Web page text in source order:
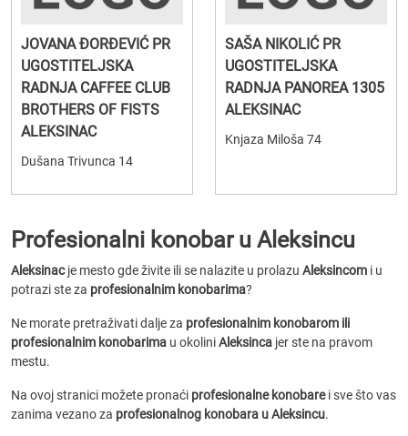
JOVANA ĐORĐEVIĆ PR
UGOSTITELJSKA
RADNJA CAFFEE CLUB
BROTHERS OF FISTS
ALEKSINAC
Dušana Trivunca 14
SAŠA NIKOLIĆ PR
UGOSTITELJSKA
RADNJA PANOREA 1305
ALEKSINAC
Knjaza Miloša 74
Profesionalni konobar u Aleksincu
Aleksinacje mesto gde živite ili se nalazite u prolazu Aleksincom i u
potrazi ste za profesionalnim konobarima?
Ne morate pretraživati dalje za profesionalnim konobarom ili
profesionalnim konobarima u okoliniAleksinca jer ste na pravom
mestu.
Na ovoj stranici možete pronaći profesionalne konobarei sve što vas
zanima vezano za profesionalnog konobara u Aleksincu.